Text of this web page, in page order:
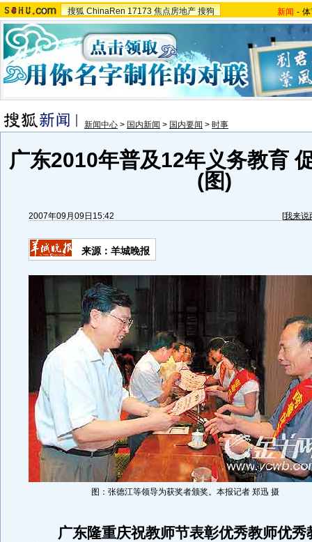
搜狐 ChinaRen 17173 焦点房地产 搜狗 新闻 -
新闻中心 > 国内新闻 > 国内要闻 > 时事
广东2010年普及12年义务教育
(图)
2007年09月09日15:42 [我来说
来源：羊城晚报
图：张德江等领导为获奖者颁奖。本报记者 郑迅 摄
广东隆重庆祝教师节表彰优秀教师优秀